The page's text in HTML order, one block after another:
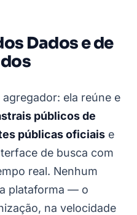
Dados e de
ela reúne e
públicos de
públicas oficiais e
de busca com
real. Nenhum
plataforma — o
na velocidade